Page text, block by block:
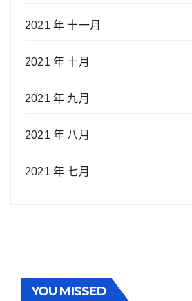
2021 年 十一月
2021 年 十月
2021 年 九月
2021 年 八月
2021 年 七月
YOU MISSED